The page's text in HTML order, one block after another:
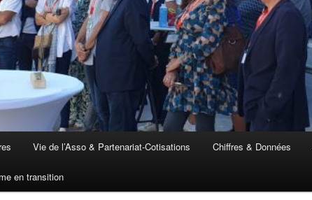
Vie de l’Asso & Partenariat-Cotisations Chiffres & Données
en transition